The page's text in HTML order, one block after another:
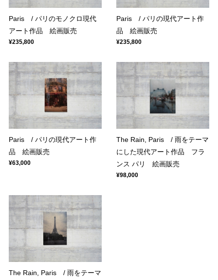
Paris / パリのモノクロ現代
アート作品 絵画販売
¥235,800
Paris / パリの現代アート作
品 絵画販売
¥235,800
Paris / パリの現代アート作
品 絵画販売
¥63,000
The Rain, Paris / 雨をテーマ
にした現代アート作品 フラ
ンス パリ 絵画販売
¥98,000
The Rain, Paris / 雨をテーマ